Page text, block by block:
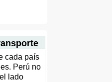
cada país
Perú no
lado